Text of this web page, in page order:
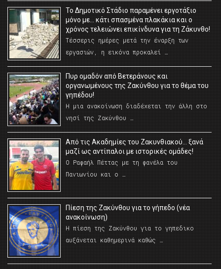
Το Δημοτικό Στάδιο παραμένει εργοτάξιο
μόνο με… κάτι σπασμένα πλακάκια και ο
χρόνος τελειώνει επικίνδυνα για τη Ζάκυνθο!
Τέσσερις ημέρες μετά την έναρξη των
εργασιών, η εικόνα προκαλεί …
Πυρ ομαδόν από Βετεράνους και
οργανωμένους της Ζακύνθου για το θέμα του
γηπέδου!
Η μια ανακοίνωση διαδέχεται την άλλη στο
νησί της Ζακύνθου …
Από τις Ακαδημίες του Ζακυνθιακού… ξανά
μαζί ως αντίπαλοι με ιστορικές ομάδες!
Ο Ραφαήλ Πέττας με τη φανέλα του
Πανιωνίου και ο …
Πίεση της Ζακύνθου για το γήπεδο (νέα
ανακοίνωση)
Η πίεση της Ζακύνθου για το γηπεδικο
αυξάνεται καθημερινά καθώς …